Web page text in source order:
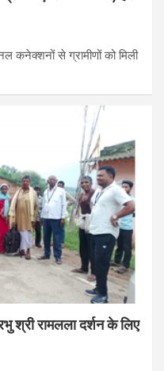
कनेक्शनों से ग्रामीणों को मिली
श्री रामलला दर्शन के लिए